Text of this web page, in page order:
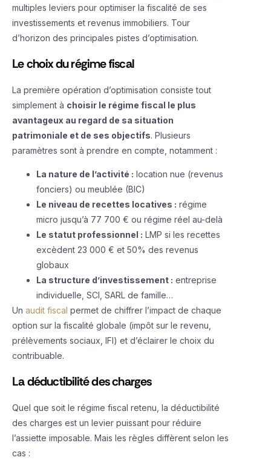
multiples leviers pour optimiser la fiscalité de ses
investissements et revenus immobiliers. Tour
d’horizon des principales pistes d’optimisation.
Le choix du régime fiscal
La première opération d’optimisation consiste tout
simplement à choisir le régime fiscal le plus
avantageux au regard de sa situation
patrimoniale et de ses objectifs. Plusieurs
paramètres sont à prendre en compte, notamment :
La nature de l’activité : location nue (revenus
fonciers) ou meublée (BIC)
Le niveau de recettes locatives : régime
micro jusqu’à 77 700 € ou régime réel au-delà
Le statut professionnel : LMP si les recettes
excèdent 23 000 € et 50% des revenus
globaux
La structure d’investissement : entreprise
individuelle, SCI, SARL de famille…
Un audit fiscal permet de chiffrer l’impact de chaque
option sur la fiscalité globale (impôt sur le revenu,
prélèvements sociaux, IFI) et d’éclairer le choix du
contribuable.
La déductibilité des charges
Quel que soit le régime fiscal retenu, la déductibilité
des charges est un levier puissant pour réduire
l’assiette imposable. Mais les règles diffèrent selon les
cas :